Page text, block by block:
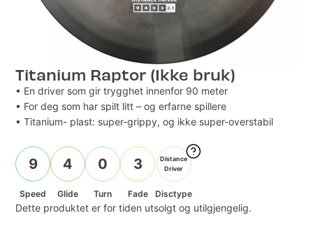
Titanium Raptor (Ikke bruk)
• En driver som gir trygghet innenfor 90 meter
• For deg som har spilt litt – og erfarne spillere
• Titanium- plast: super-grippy, og ikke super-overstabil
9
Speed
4
Glide
0
Turn
3
Fade
Distance
Driver
Disctype
Dette produktet er for tiden utsolgt og utilgjengelig.